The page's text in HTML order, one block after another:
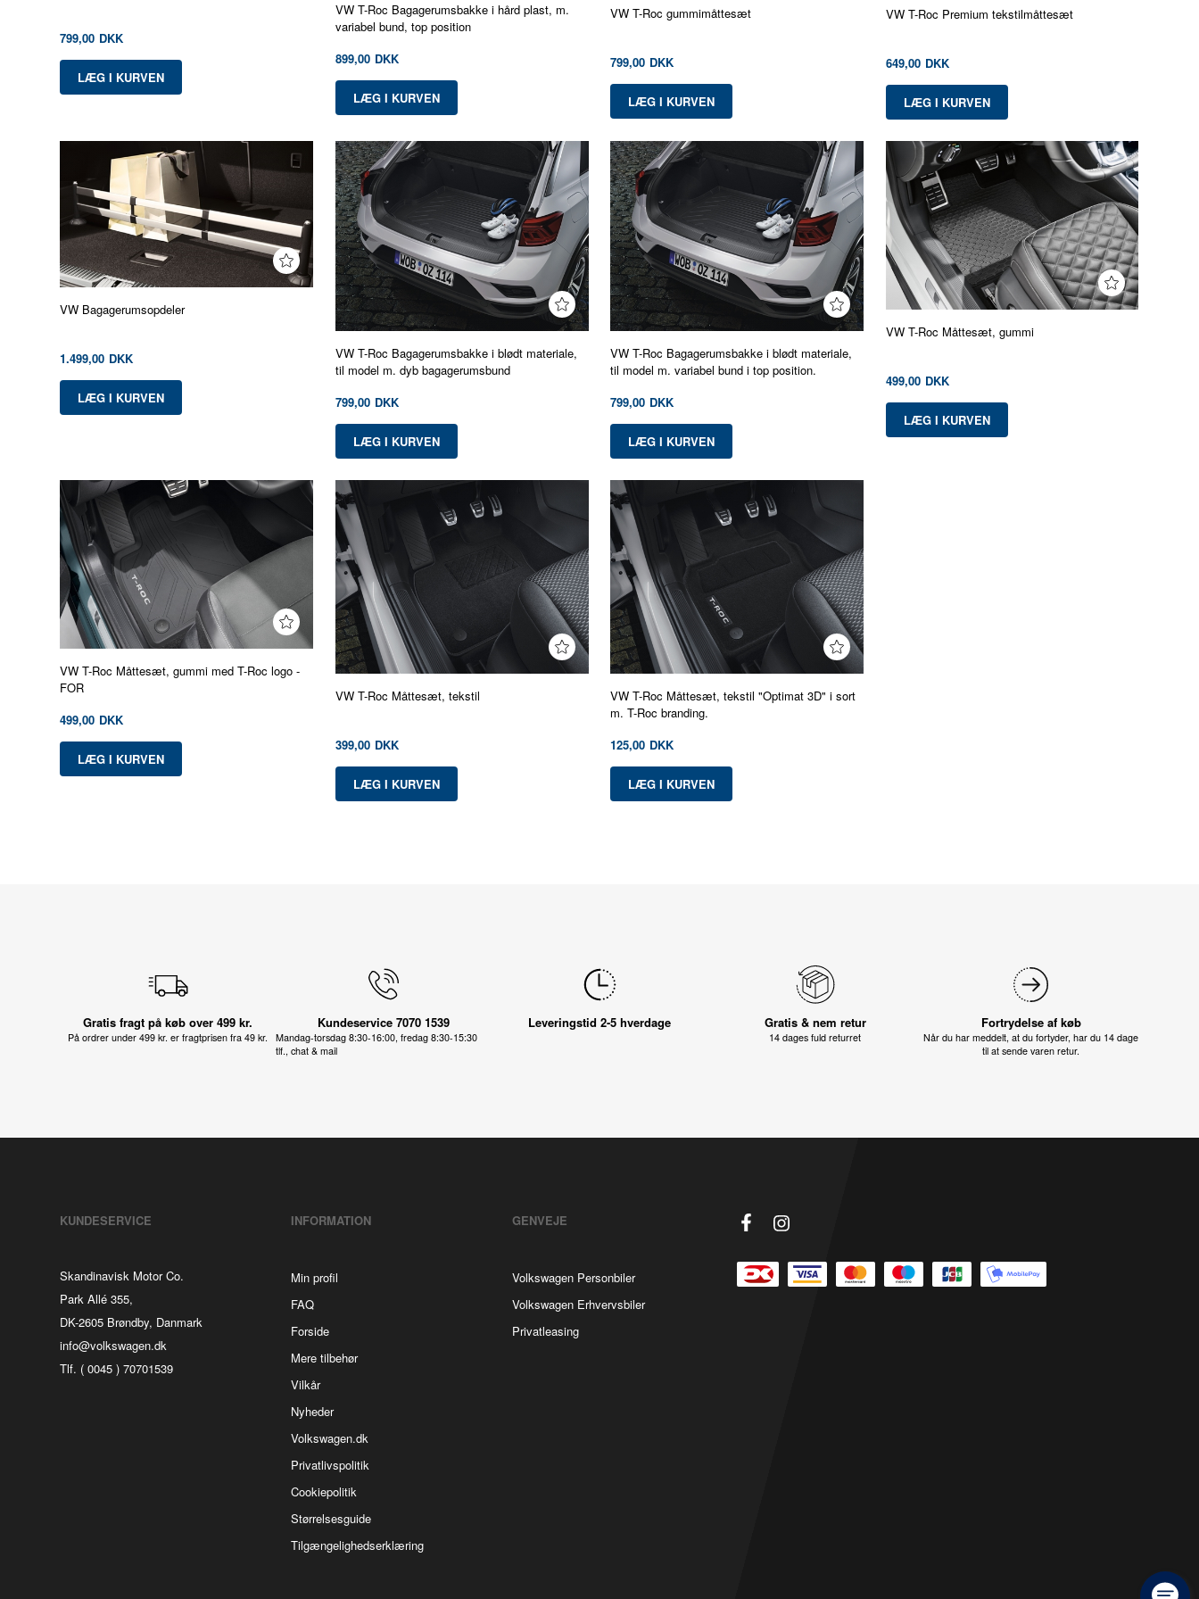
799,00 DKK
VW T-Roc Bagagerumsbakke i hård plast, m.
variabel bund, top position
899,00 DKK
VW T-Roc gummimåttesæt
799,00 DKK
VW T-Roc Premium tekstilmåttesæt
649,00 DKK
VW Bagagerumsopdeler
1.499,00 DKK
VW T-Roc Bagagerumsbakke i blødt materiale,
til model m. dyb bagagerumsbund
799,00 DKK
VW T-Roc Bagagerumsbakke i blødt materiale,
til model m. variabel bund i top position.
799,00 DKK
VW T-Roc Måttesæt, gummi
499,00 DKK
VW T-Roc Måttesæt, gummi med T-Roc logo -
FOR
499,00 DKK
VW T-Roc Måttesæt, tekstil
399,00 DKK
VW T-Roc Måttesæt, tekstil "Optimat 3D" i sort
m. T-Roc branding.
125,00 DKK
Gratis fragt på køb over 499 kr.
På ordrer under 499 kr. er fragtprisen fra 49 kr.
Kundeservice 7070 1539
Mandag-torsdag 8:30-16:00, fredag 8:30-15:30
tlf., chat & mail
Leveringstid 2-5 hverdage Gratis & nem retur
14 dages fuld returret
Fortrydelse af køb
Når du har meddelt, at du fortyder, har du 14 dage
til at sende varen retur.
KUNDESERVICE
Skandinavisk Motor Co.
Park Allé 355,
DK-2605 Brøndby, Danmark
info@volkswagen.dk
Tlf. ( 0045 ) 70701539
INFORMATION
Min profil
FAQ
Forside
Mere tilbehør
Vilkår
Nyheder
Volkswagen.dk
Privatlivspolitik
Cookiepolitik
Størrelsesguide
Tilgængelighedserklæring
GENVEJE
Volkswagen Personbiler
Volkswagen Erhvervsbiler
Privatleasing